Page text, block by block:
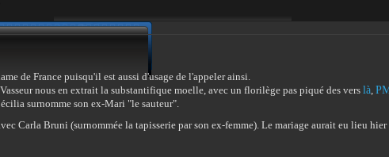
de France puisqu'il est aussi d'usage de l'appeler ainsi.
Vasseur nous en extrait la substantifique moelle, avec un florilège pas piqué des vers là
surnomme son ex-Mari "le sauteur".
Carla Bruni (surnommée la tapisserie par son ex-femme). Le mariage aurait eu lieu